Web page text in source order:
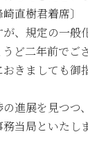
直樹君着席〕
、規定の一
ど二年前でご
きましても
進展を見つ
当局といたし